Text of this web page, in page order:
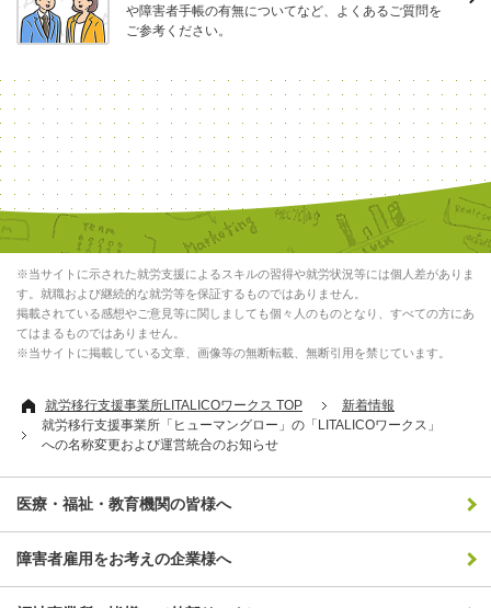
や障害者手帳の有無についてなど、よくあるご質問を
ご参考ください。
※当サイトに示された就労支援によるスキルの習得や就労状況等には個人差がありま
す。就職および継続的な就労等を保証するものではありません。
掲載されている感想やご意見等に関しましても個々人のものとなり、すべての方にあ
てはまるものではありません。
※当サイトに掲載している文章、画像等の無断転載、無断引用を禁じています。
就労移行支援事業所LITALICOワークス TOP
新着情報
就労移行支援事業所「ヒューマングロー」の「LITALICOワークス」
への名称変更および運営統合のお知らせ
医療・福祉・教育機関の皆様へ
障害者雇用をお考えの企業様へ